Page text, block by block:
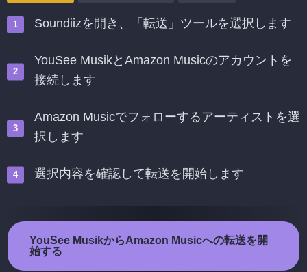
Soundiizを開き、「転送」ツールを選択します
YouSee MusikとAmazon Musicのアカウントを
接続します
Amazon Musicでフォローするアーティストを選
択します
選択内容を確認して転送を開始します
YouSee MusikからAmazon Musicへの転送を開
始する